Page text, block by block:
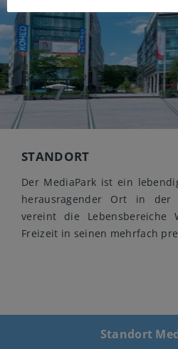
STANDORT
Der MediaPark ist ein
herausragender Ort in der
vereint die Lebensbereiche
Freizeit in seinen mehrfach
Standort